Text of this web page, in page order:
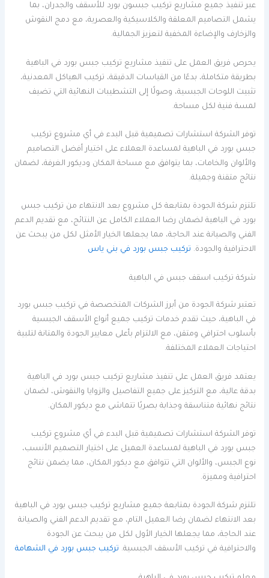
عبر تنفيذ جميع مشاريع تركيب جبسون بورد للأسقف والجدران، بما
يشمل التصاميم المعلقة والكلاسيكية والعصرية، مع دمج النقوش
والزخارف والإضاءة المخفية لتعزيز الجمالية.
يحرص فريق العمل على تنفيذ مشاريع تركيب جبس بورد في الباهية
بطريقة متكاملة، بدءًا من القياسات الدقيقة، تركيب الهياكل المعدنية،
تثبيت اللوحات الجبسية، وصولًا إلى التشطيبات النهائية التي تضيف
لمسة فنية لكل مساحة.
توفر الشركة استشارات تصميمية قبل البدء في أي مشروع تركيب
جبس بورد في الباهية لمساعدة العملاء على اختيار أفضل التصاميم
والألوان والخامات، بما يتوافق مع مساحة المكان وديكور الغرفة، لضمان
نتائج متقنة وجميلة.
تلتزم شركة الجودة بمتابعة كل مشروع بعد الانتهاء من تركيب جبس
بورد في الباهية لضمان رضا العملاء الكامل عن النتائج، مع تقديم الدعم
الفني والصيانة عند الحاجة، مما يجعلها الخيار الأمثل لكل من يبحث عن
الاحترافية والجودة. تركيب جبس بورد في بني ياس
شركة تركيب اسقف جبس في الباهية
تعتبر شركة الجودة من أبرز الشركات المتخصصة في تركيب جبس بورد
في الباهية، حيث تقدم خدمات تركيب جميع أنواع الأسقف الجبسية
بأسلوب احترافي ومتقن، مع الالتزام بأعلى معايير الجودة والمتانة لتلبية
احتياجات العملاء المختلفة.
يعتمد فريق العمل على تنفيذ مشاريع تركيب جبس بورد في الباهية
بدقة عالية، مع التركيز على جميع التفاصيل والزوايا والنقوش، لضمان
نتائج نهائية متناسقة وجذابة بصريًا تتماشى مع ديكور المكان.
توفر الشركة استشارات تصميمية قبل البدء في أي مشروع تركيب
جبس بورد في الباهية لمساعدة العميل على اختيار التصميم الأنسب،
نوع الجبس، والألوان التي تتوافق مع ديكور المكان، مما يضمن نتائج
احترافية ومميزة.
تلتزم شركة الجودة بمتابعة جميع مشاريع تركيب جبس بورد في الباهية
بعد الانتهاء لضمان رضا العميل التام، مع تقديم الدعم الفني والصيانة
عند الحاجة، مما يجعلها الخيار الأول لكل من يبحث عن الجودة
والاحترافية في تركيب الأسقف الجبسية. تركيب جبس بورد في الشهامة